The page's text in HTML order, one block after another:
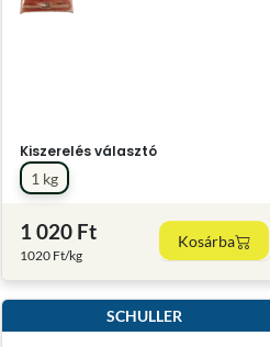
Kiszerelés választó
1 kg
1 020 Ft
1020 Ft/kg
Kosárba
SCHULLER